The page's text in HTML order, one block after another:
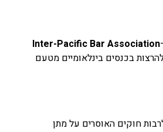
Inter-Pacific Bar Association
בכנסים בינלאומיים מטעם
חוקים האוסרים על מתן